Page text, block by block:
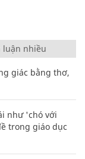
luận nhiều
giác bằng thơ,
như 'chó với
trong giáo dục